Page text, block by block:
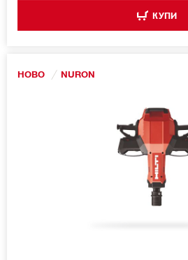
КУПИ
НОВО NURON